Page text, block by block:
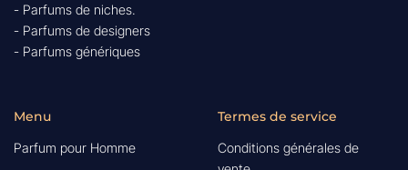
- Parfums de niches.
- Parfums de designers
- Parfums génériques
Menu
Parfum pour Homme
Termes de service
Conditions générales de